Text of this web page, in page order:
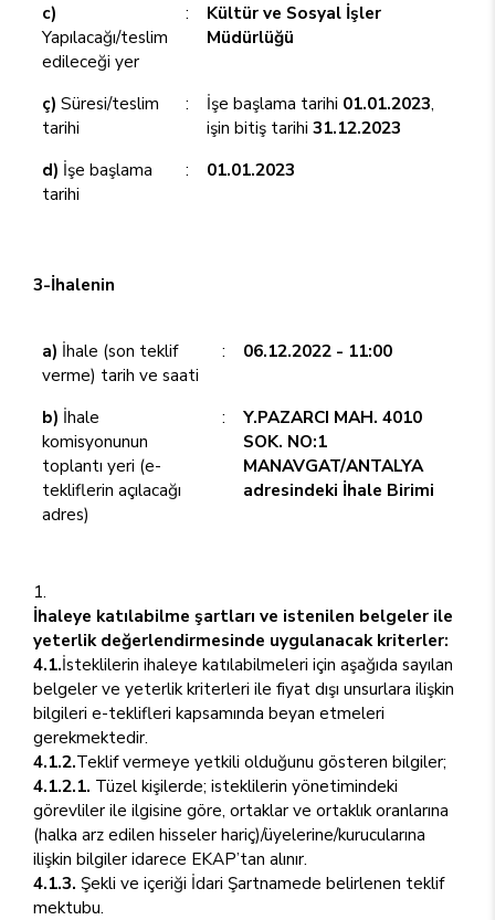
c)
Yapılacağı/teslim
edileceği yer
:
Kültür ve Sosyal İşler
Müdürlüğü
ç) Süresi/teslim
tarihi
: İşe başlama tarihi 01.01.2023,
işin bitiş tarihi 31.12.2023
d) İşe başlama
tarihi
: 01.01.2023
3-İhalenin
a) İhale (son teklif
verme) tarih ve saati
: 06.12.2022 - 11:00
b) İhale
komisyonunun
toplantı yeri (e-
tekliflerin açılacağı
adres)
:
Y.PAZARCI MAH. 4010
SOK. NO:1
MANAVGAT/ANTALYA
adresindeki İhale Birimi
İhaleye katılabilme şartları ve istenilen belgeler ile
yeterlik değerlendirmesinde uygulanacak kriterler:
4.1.İsteklilerin ihaleye katılabilmeleri için aşağıda sayılan
belgeler ve yeterlik kriterleri ile fiyat dışı unsurlara ilişkin
bilgileri e-teklifleri kapsamında beyan etmeleri
gerekmektedir.
4.1.2.Teklif vermeye yetkili olduğunu gösteren bilgiler;
4.1.2.1. Tüzel kişilerde; isteklilerin yönetimindeki
görevliler ile ilgisine göre, ortaklar ve ortaklık oranlarına
(halka arz edilen hisseler hariç)/üyelerine/kurucularına
ilişkin bilgiler idarece EKAP’tan alınır.
4.1.3. Şekli ve içeriği İdari Şartnamede belirlenen teklif
mektubu.